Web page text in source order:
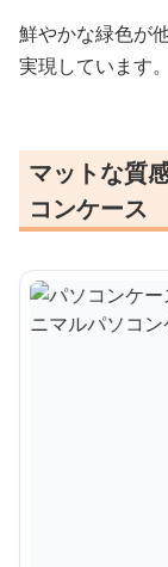
鮮やかな緑色が
実現しています。
マットな質
コンケース